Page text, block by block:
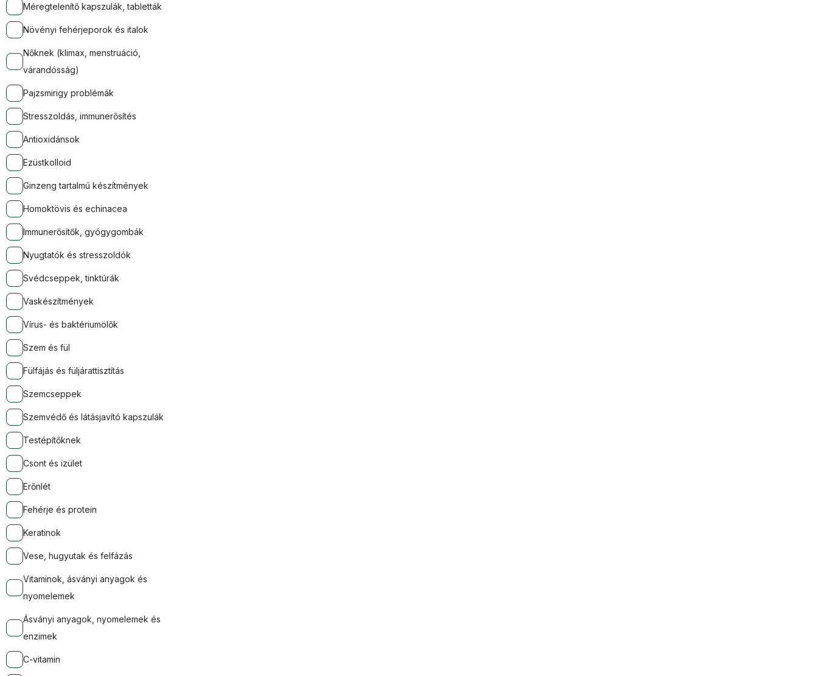
Méregtelenítő kapszulák, tabletták
Növényi fehérjeporok és italok
Nőknek (klimax, menstruáció,
várandósság)
Pajzsmirigy problémák
Stresszoldás, immunerősítés
Antioxidánsok
Ezüstkolloid
Ginzeng tartalmú készítmények
Homoktövis és echinacea
Immunerősítők, gyógygombák
Nyugtatók és stresszoldók
Svédcseppek, tinktúrák
Vaskészítmények
Vírus- és baktériumölők
Szem és fül
Fülfájás és füljárattisztítás
Szemcseppek
Szemvédő és látásjavító kapszulák
Testépítőknek
Csont és izület
Erőnlét
Fehérje és protein
Keratinok
Vese, hugyutak és felfázás
Vitaminok, ásványi anyagok és
nyomelemek
Ásványi anyagok, nyomelemek és
enzimek
C-vitamin